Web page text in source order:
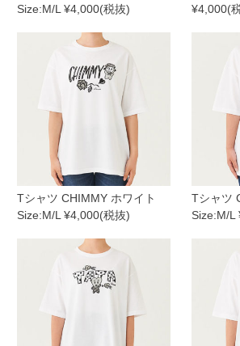
Size:M/L ¥4,000(税抜)
¥4,000(
Tシャツ CHIMMY ホワイト
Size:M/L ¥4,000(税抜)
Tシャツ
Size:M/L